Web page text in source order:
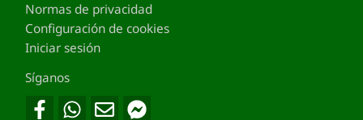
Normas de privacidad
Configuración de cookies
Iniciar sesión
Síganos